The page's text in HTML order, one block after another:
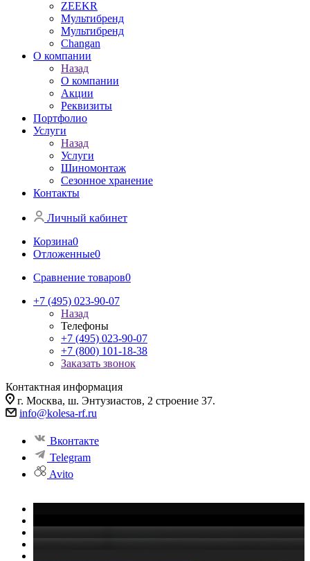
ZEEKR
Мультибренд
Мультибренд
Сhangan
О компании
Назад
О компании
Акции
Реквизиты
Портфолио
Услуги
Назад
Услуги
Шиномонтаж
Сезонное хранение
Контакты
Личный кабинет
Корзина0
Отложенные0
Сравнение товаров0
+7 (495) 023-90-07
Назад
Телефоны
+7 (495) 023-90-07
+7 (800) 101-18-38
Заказать звонок
Контактная информация
г. Москва, ш. Энтузиастов, 2 строение 37.
info@kolesa-rf.ru
Вконтакте
Telegram
Avito